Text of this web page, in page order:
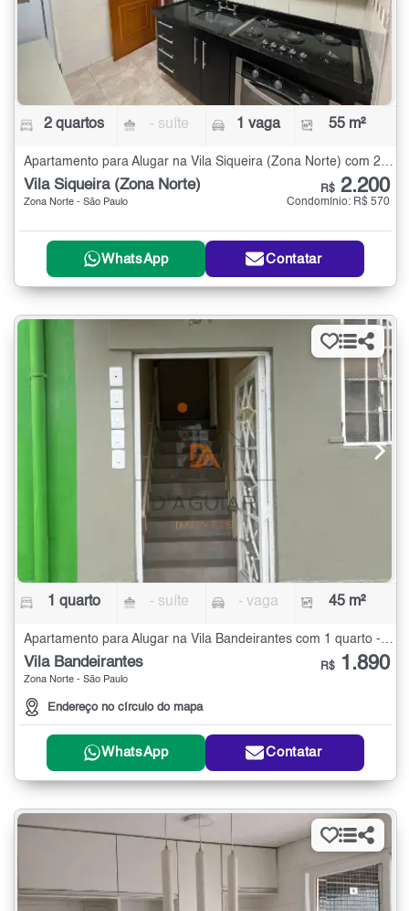
2 quartos - suíte 1 vaga 55 m²
Apartamento para Alugar na Vila Siqueira (Zona Norte) com 2 quartos - 55 m²
Vila Siqueira (Zona Norte)
Zona Norte - São Paulo
R$ 2.200
Condomínio: R$ 570
WhatsApp Contatar
1 quarto - suíte - vaga 45 m²
Apartamento para Alugar na Vila Bandeirantes com 1 quarto - 45 m²
Vila Bandeirantes
Zona Norte - São Paulo
Endereço no círculo do mapa
R$ 1.890
WhatsApp Contatar